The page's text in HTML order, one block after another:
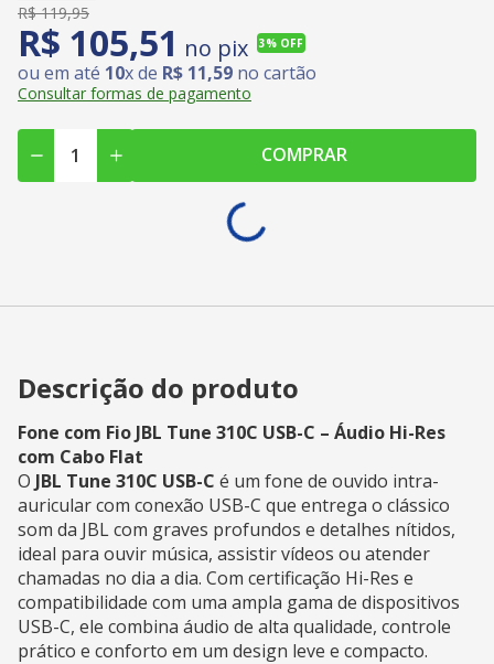
R$ 119,95
R$ 105,51 no pix 3% OFF
ou em até 10x de R$ 11,59 no cartão
Consultar formas de pagamento
COMPRAR
Descrição do produto
Fone com Fio JBL Tune 310C USB-C – Áudio Hi-Res
com Cabo Flat
O JBL Tune 310C USB-C é um fone de ouvido intra-
auricular com conexão USB-C que entrega o clássico
som da JBL com graves profundos e detalhes nítidos,
ideal para ouvir música, assistir vídeos ou atender
chamadas no dia a dia. Com certificação Hi-Res e
compatibilidade com uma ampla gama de dispositivos
USB-C, ele combina áudio de alta qualidade, controle
prático e conforto em um design leve e compacto.